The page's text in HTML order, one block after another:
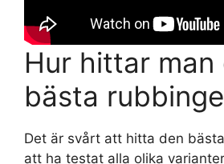
Hur hittar man
bästa
Det är svårt att hitta den
att ha testat alla olika